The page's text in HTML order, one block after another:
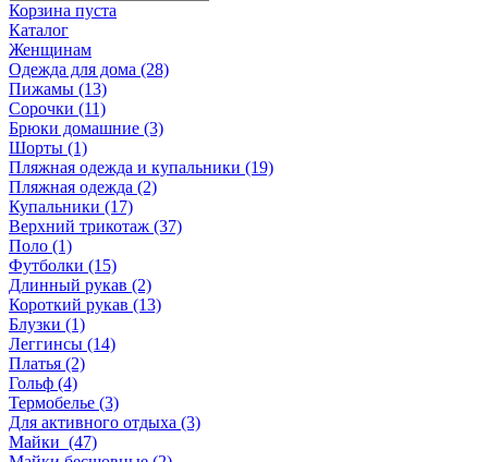
Корзина пуста
Каталог
Женщинам
Одежда для дома (28)
Пижамы (13)
Сорочки (11)
Брюки домашние (3)
Шорты (1)
Пляжная одежда и купальники (19)
Пляжная одежда (2)
Купальники (17)
Верхний трикотаж (37)
Поло (1)
Футболки (15)
Длинный рукав (2)
Короткий рукав (13)
Блузки (1)
Леггинсы (14)
Платья (2)
Гольф (4)
Термобелье (3)
Для активного отдыха (3)
Майки (47)